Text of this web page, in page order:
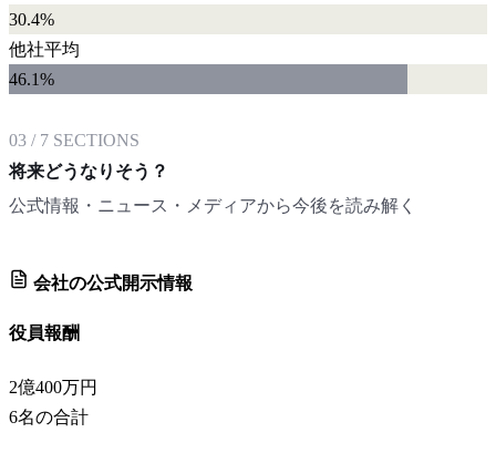
30.4%
他社平均
46.1%
03 / 7 SECTIONS
将来どうなりそう？
公式情報・ニュース・メディアから今後を読み解く
会社の公式開示情報
役員報酬
2億400万円
6名の合計